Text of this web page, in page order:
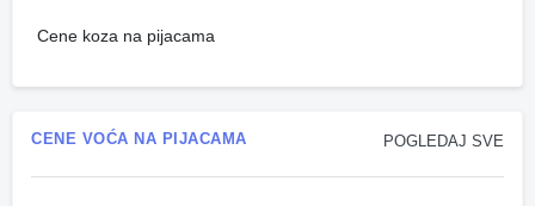
Cene koza na pijacama
POGLEDAJ SVE
CENE VOĆA NA PIJACAMA